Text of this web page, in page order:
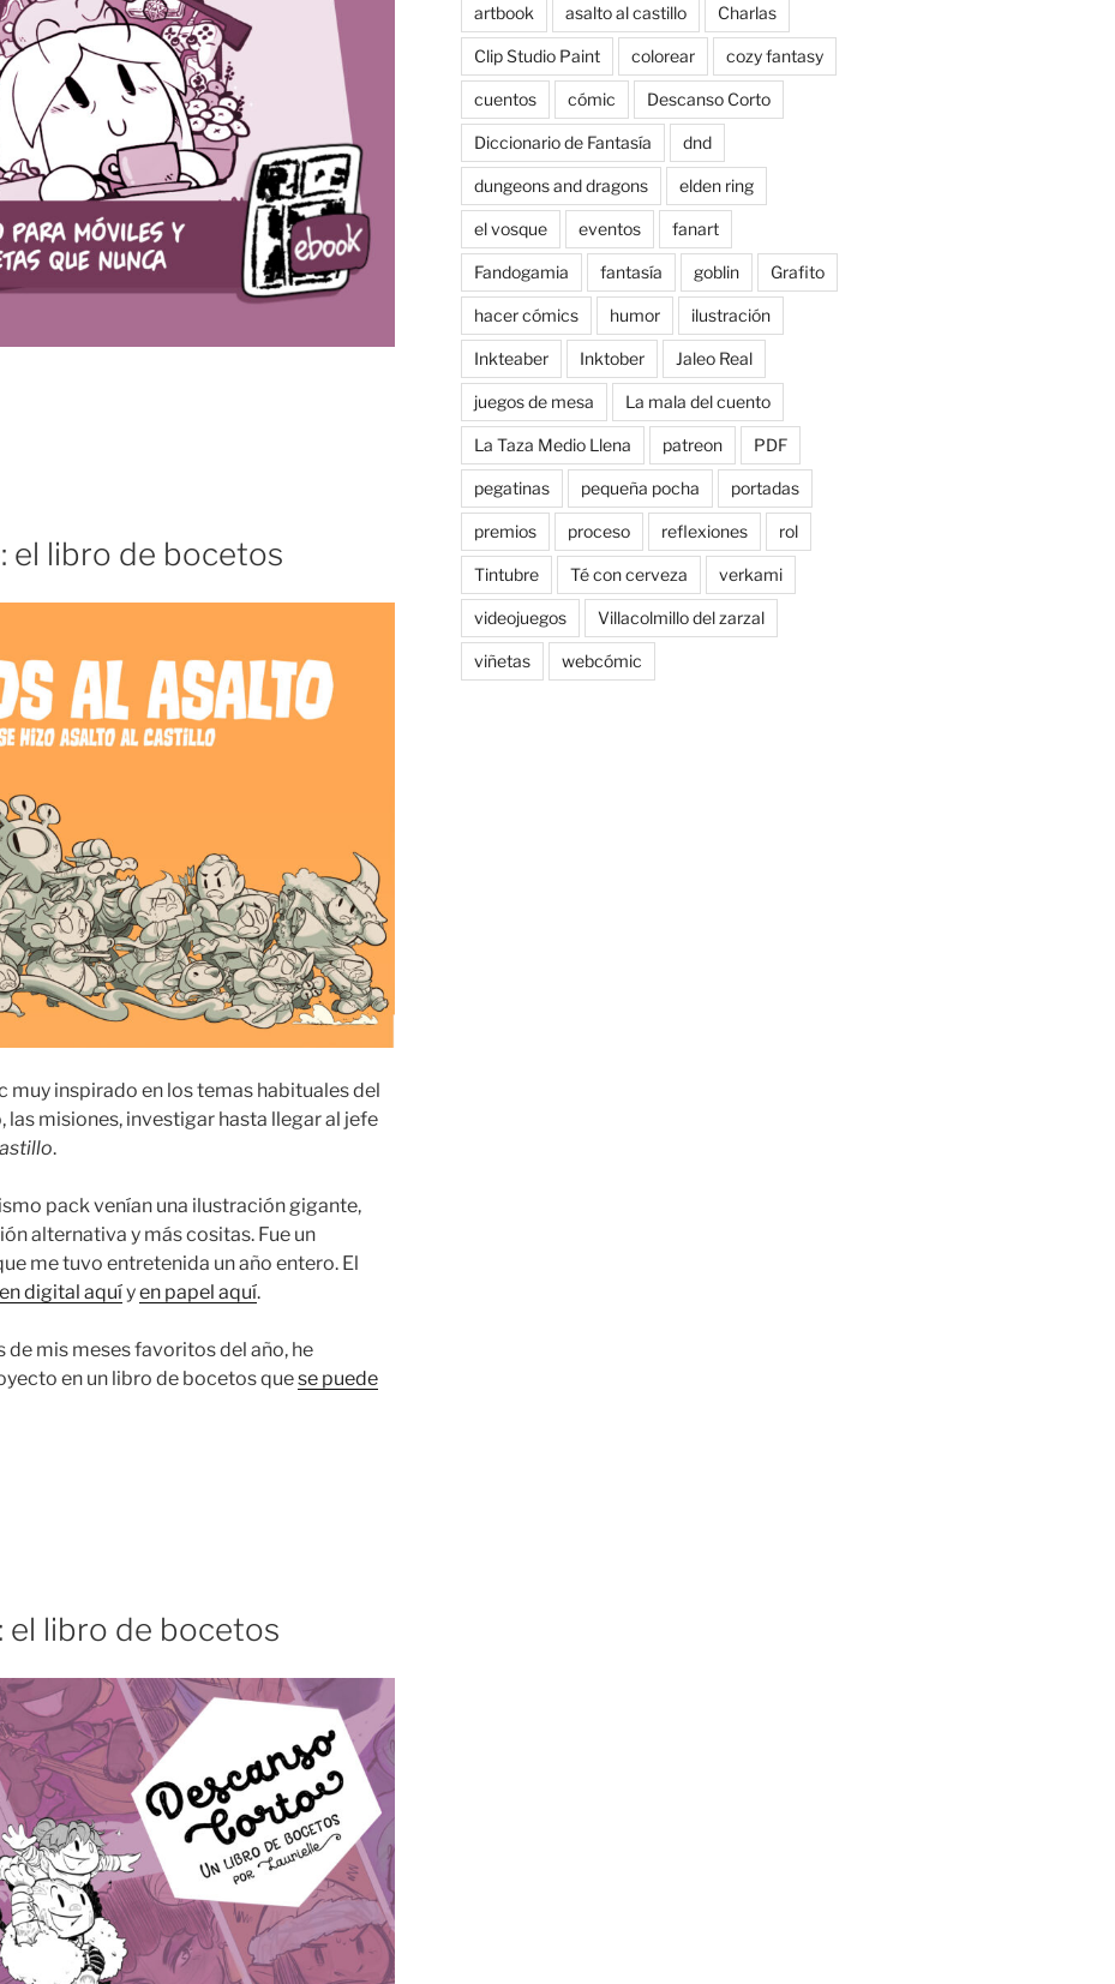
el libro de bocetos
muy inspirado en los temas habituales del
las misiones, investigar hasta llegar al jefe
.
pack venían una ilustración gigante,
alternativa y más cositas. Fue un
me tuvo entretenida un año entero. El
en digital aquíyen papel aquí.
de mis meses favoritos del año, he
en un libro de bocetos quese puede
el libro de bocetos
artbook asalto al castillo Charlas
Clip Studio Paint colorear cozy fantasy
cuentos cómic Descanso Corto
Diccionario de Fantasía dnd
dungeons and dragons elden ring
el vosque eventos fanart
Fandogamia fantasía goblin Grafito
hacer cómics humor ilustración
Inkteaber Inktober Jaleo Real
juegos de mesa La mala del cuento
La Taza Medio Llena patreon PDF
pegatinas pequeña pocha portadas
premios proceso reflexiones rol
Tintubre Té con cerveza verkami
videojuegos Villacolmillo del zarzal
viñetas webcómic